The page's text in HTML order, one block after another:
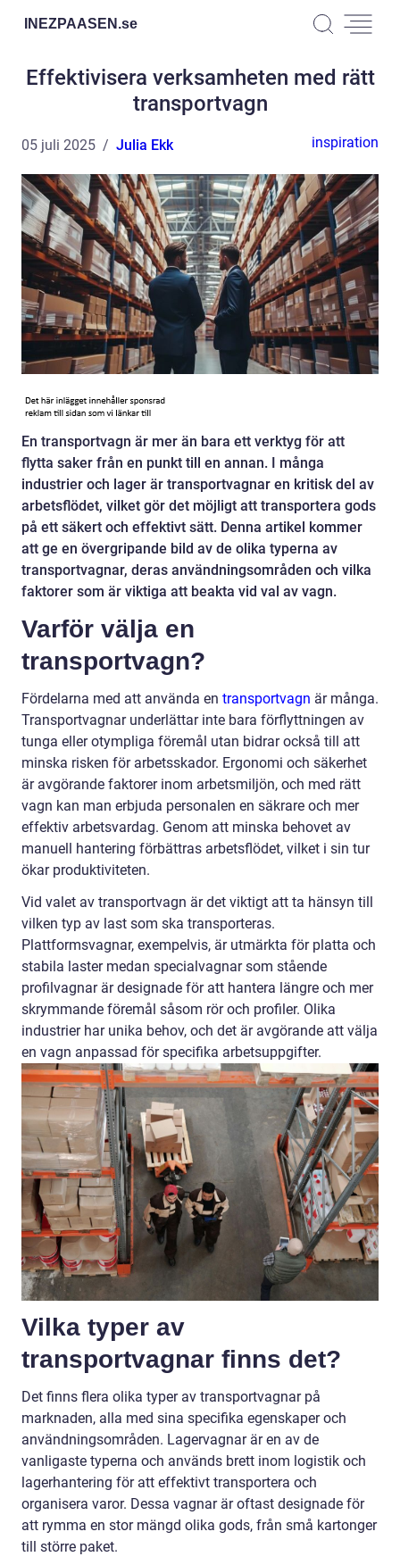
INEZPAASEN.se
Effektivisera verksamheten med rätt
transportvagn
05 juli 2025 Julia Ekk inspiration
En transportvagn är mer än bara ett verktyg för att
flytta saker från en punkt till en annan. I många
industrier och lager är transportvagnar en kritisk del av
arbetsflödet, vilket gör det möjligt att transportera gods
på ett säkert och effektivt sätt. Denna artikel kommer
att ge en övergripande bild av de olika typerna av
transportvagnar, deras användningsområden och vilka
faktorer som är viktiga att beakta vid val av vagn.
Varför välja en
transportvagn?
Fördelarna med att använda en transportvagn är många.
Transportvagnar underlättar inte bara förflyttningen av
tunga eller otympliga föremål utan bidrar också till att
minska risken för arbetsskador. Ergonomi och säkerhet
är avgörande faktorer inom arbetsmiljön, och med rätt
vagn kan man erbjuda personalen en säkrare och mer
effektiv arbetsvardag. Genom att minska behovet av
manuell hantering förbättras arbetsflödet, vilket i sin tur
ökar produktiviteten.
Vid valet av transportvagn är det viktigt att ta hänsyn till
vilken typ av last som ska transporteras.
Plattformsvagnar, exempelvis, är utmärkta för platta och
stabila laster medan specialvagnar som stående
profilvagnar är designade för att hantera längre och mer
skrymmande föremål såsom rör och profiler. Olika
industrier har unika behov, och det är avgörande att välja
en vagn anpassad för specifika arbetsuppgifter.
Vilka typer av
transportvagnar finns det?
Det finns flera olika typer av transportvagnar på
marknaden, alla med sina specifika egenskaper och
användningsområden. Lagervagnar är en av de
vanligaste typerna och används brett inom logistik och
lagerhantering för att effektivt transportera och
organisera varor. Dessa vagnar är oftast designade för
att rymma en stor mängd olika gods, från små kartonger
till större paket.